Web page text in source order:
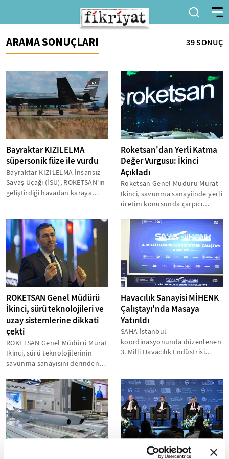
ARAMA SONUÇLARI 39 SONUÇ
Bayraktar KIZILELMA
süpersonik füze ile vurdu
Bayraktar KIZILELMA İnsansız
Savaş Uçağı (İSU), ROKETSAN'ın
geliştirdiği havadan karaya
Roketsan'dan Yerli Katma
Değer Vurgusu: İkinci
Açıkladı
Roketsan Genel Müdürü Murat
İkinci, savunma sanayiinde yerli
üretim konusunda çarpıcı
yüzde...
ROKETSAN Genel Müdürü
İkinci, sürü teknolojileri ve
uzay sistemlerine dikkati
çekti
ROKETSAN Genel Müdürü Murat
İkinci, sürü teknolojilerinin
savunma sanayisini derinden
olduğunu...
Havacılık Sanayisi MİHENK
Çalıştayı'nda Masaya
Yatırıldı
SAHA İstanbul
koordinasyonunda düzenlenen
3. Milli Havacılık Endüstrisi